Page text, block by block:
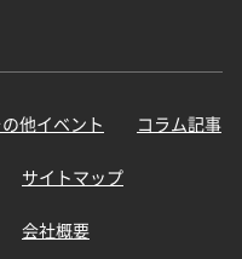
他イベント コラム記事
サイトマップ
会社概要